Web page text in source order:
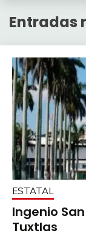
Entradas
ESTATAL
Ingenio
Tuxtlas